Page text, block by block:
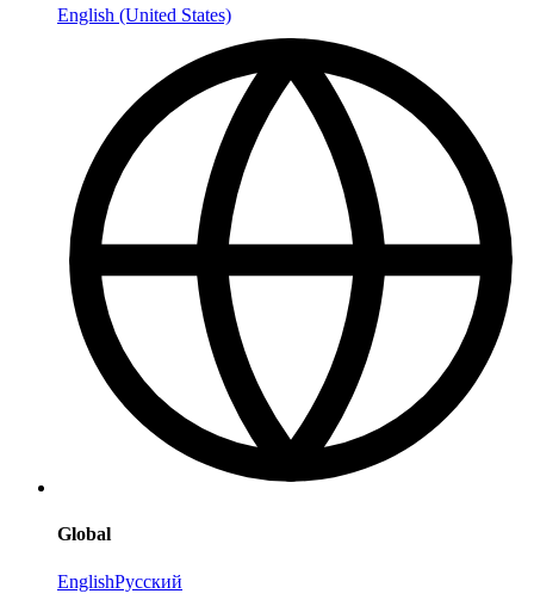
English (United States)
Global
EnglishРусский